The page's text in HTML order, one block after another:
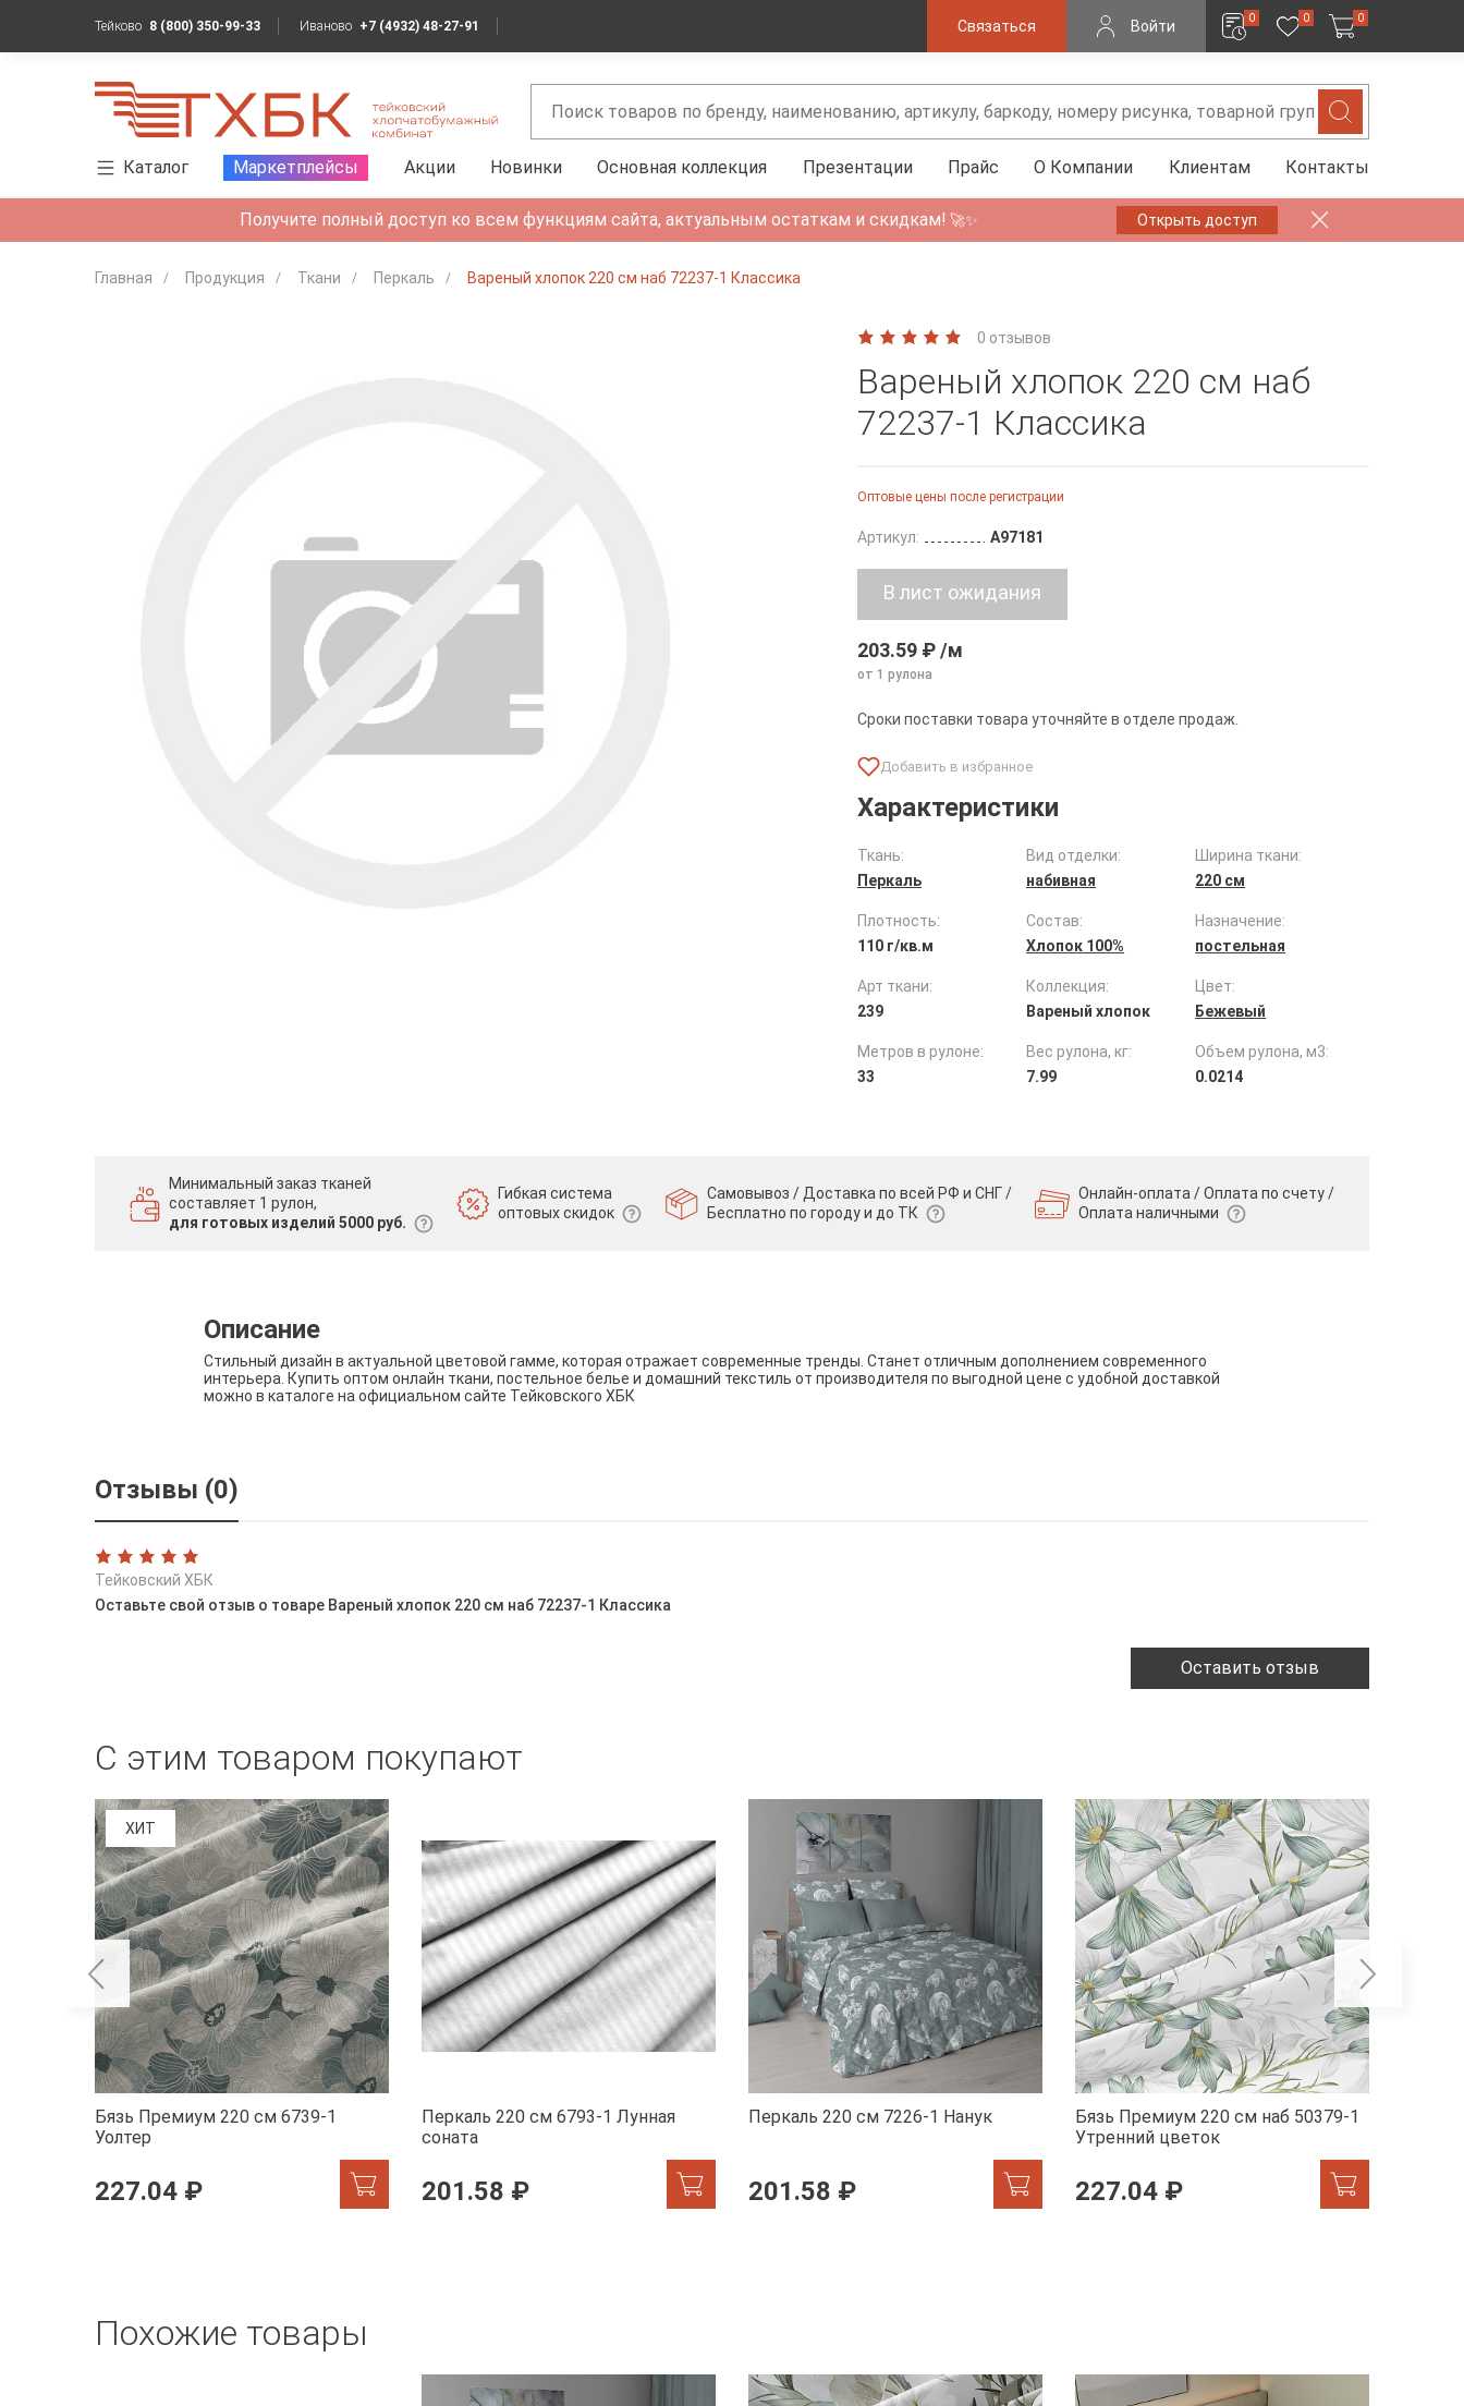
Тейково 8 (800) 350-99-33 Иваново +7 (4932) 48-27-91 Связаться Войти 0 0 0
Каталог Маркетплейсы Акции Новинки Основная коллекция Презентации Прайс О Компании Клиентам Контакты
Получите полный доступ ко всем функциям сайта, актуальным остаткам и скидкам! 🚀✨ Открыть доступ
Главная Продукция Ткани Перкаль Вареный хлопок 220 см наб 72237-1 Классика
0 отзывов
Вареный хлопок 220 см наб
72237-1 Классика
Оптовые цены после регистрации
Артикул: A97181
203.59 ₽ /м
от 1 рулона
Сроки поставки товара уточняйте в отделе продаж.
Характеристики
Ткань:
Перкаль
Вид отделки:
набивная
Ширина ткани:
220 см
Плотность:
110 г/кв.м
Состав:
Хлопок 100%
Назначение:
постельная
Арт ткани:
239
Коллекция:
Вареный хлопок
Цвет:
Бежевый
Метров в рулоне:
33
Вес рулона, кг:
7.99
Объем рулона, м3:
0.0214
Минимальный заказ тканей
составляет 1 рулон,
для готовых изделий 5000 руб.
Гибкая система
оптовых скидок
Самовывоз / Доставка по всей РФ и СНГ /
Бесплатно по городу и до ТК
Онлайн-оплата / Оплата по счету /
Оплата наличными
Описание
Стильный дизайн в актуальной цветовой гамме, которая отражает современные тренды. Станет отличным дополнением современного
интерьера. Купить оптом онлайн ткани, постельное белье и домашний текстиль от производителя по выгодной цене с удобной доставкой
можно в каталоге на официальном сайте Тейковского ХБК
Отзывы (0)
Тейковский ХБК
Оставьте свой отзыв о товаре Вареный хлопок 220 см наб 72237-1 Классика
Оставить отзыв
С этим товаром покупают
ХИТ
Бязь Премиум 220 см 6739-1
Уолтер
227.04 ₽
Перкаль 220 см 6793-1 Лунная
соната
201.58 ₽
Перкаль 220 см 7226-1 Нанук
201.58 ₽
Бязь Премиум 220 см наб 50379-1
Утренний цветок
227.04 ₽
Похожие товары